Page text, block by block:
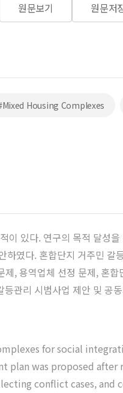
원문보기 원문저
Housing Complexes
이 있다. 연구의 목적 달성
였다. 혼합단지 거주민 갈
, 용역업체 선정 문제, 혼
관리 시범사업 제안 및 공
for social
plan was proposed
conflict cases, and